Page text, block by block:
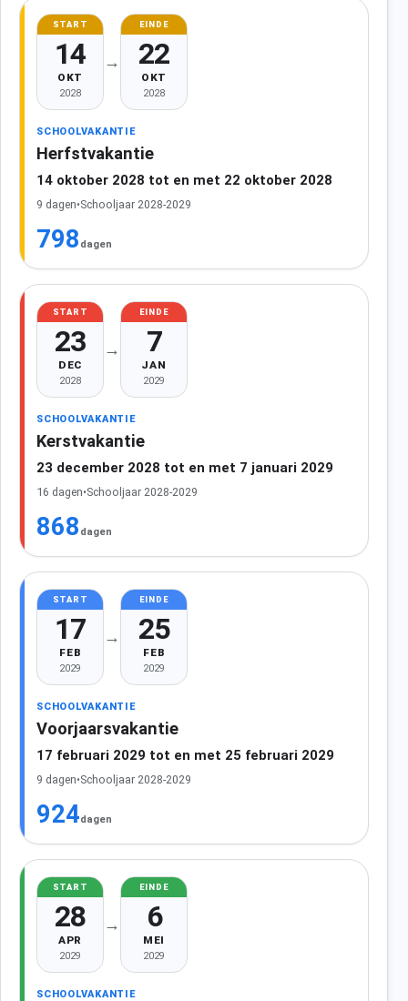
START
14
OKT
2028
→
EINDE
22
OKT
2028
SCHOOLVAKANTIE
Herfstvakantie
14 oktober 2028 tot en met 22 oktober 2028
9 dagen•Schooljaar 2028-2029
798 dagen
START
23
DEC
2028
→
EINDE
7
JAN
2029
SCHOOLVAKANTIE
Kerstvakantie
23 december 2028 tot en met 7 januari 2029
16 dagen•Schooljaar 2028-2029
868 dagen
START
17
FEB
2029
→
EINDE
25
FEB
2029
SCHOOLVAKANTIE
Voorjaarsvakantie
17 februari 2029 tot en met 25 februari 2029
9 dagen•Schooljaar 2028-2029
924dagen
START
28
APR
2029
→
EINDE
6
MEI
2029
SCHOOLVAKANTIE